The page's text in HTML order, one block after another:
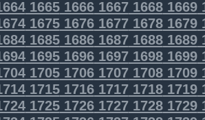
16651666166716681669
16751676167716781679
16851686168716881689
16951696169716981699
17051706170717081709
17151716171717181719
17251726172717281729